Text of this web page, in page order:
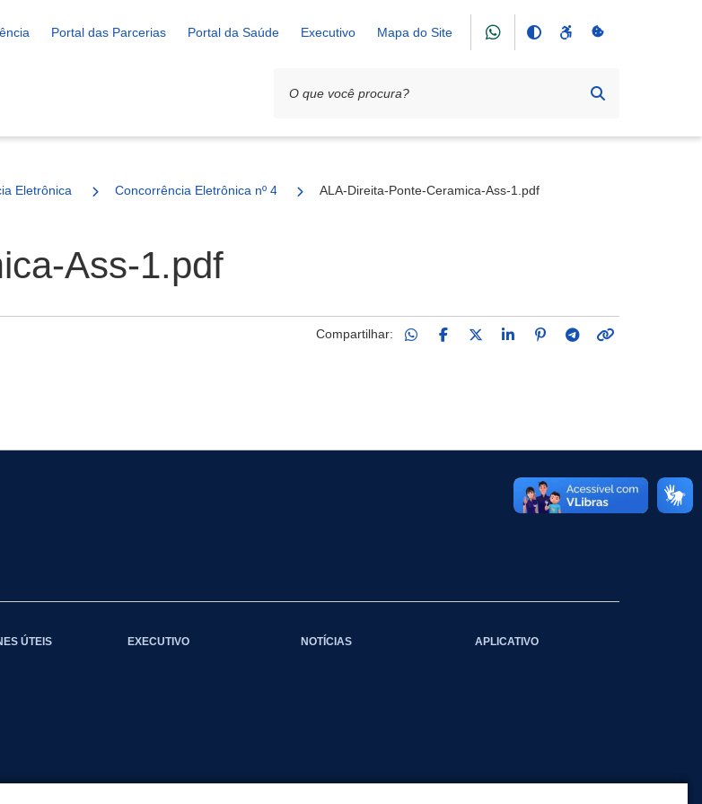
Portal das Parcerias Portal da Saúde Executivo Mapa do Site
Eletrônica Concorrência Eletrônica nº 4/2025 ALA-Direita-Ponte-Ceramica-Ass-1.pdf
Ass-1.pdf
Compartilhar:
ÚTEIS EXECUTIVO NOTÍCIAS APLICATIVO